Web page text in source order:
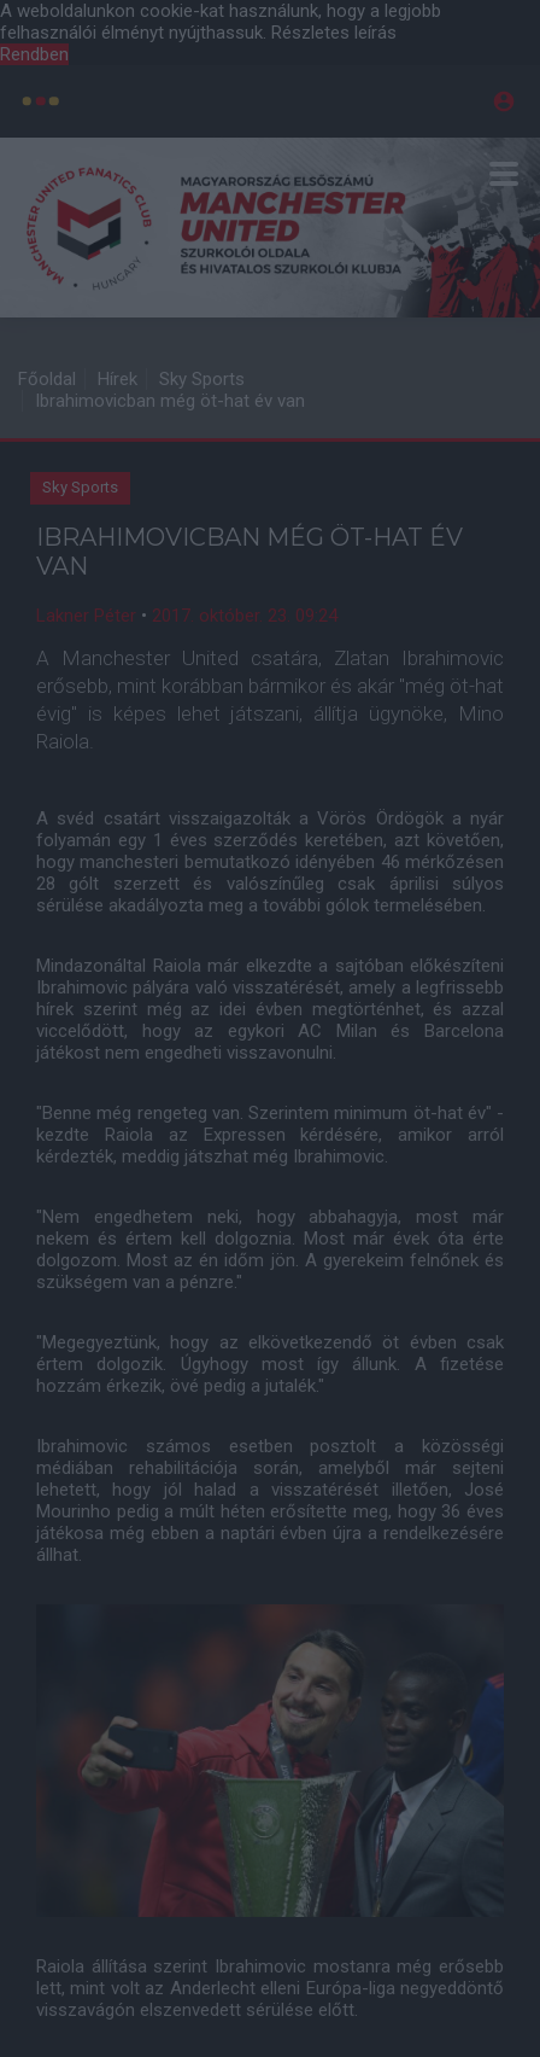
A weboldalunkon cookie-kat használunk, hogy a legjobb
felhasználói élményt nyújthassuk. Részletes leírás
Rendben
Főoldal Hírek
Sky Sports
Ibrahimovicban még öt-hat év van
Sky Sports
IBRAHIMOVICBAN MÉG ÖT-HAT ÉV
VAN
Lakner Péter • 2017. október. 23. 09:24
A Manchester United csatára, Zlatan Ibrahimovic
erősebb, mint korábban bármikor és akár "még öt-hat
évig" is képes lehet játszani, állítja ügynöke, Mino
Raiola.
A svéd csatárt visszaigazolták a Vörös Ördögök a nyár
folyamán egy 1 éves szerződés keretében, azt követően,
hogy manchesteri bemutatkozó idényében 46 mérkőzésen
28 gólt szerzett és valószínűleg csak áprilisi súlyos
sérülése akadályozta meg a további gólok termelésében.
Mindazonáltal Raiola már elkezdte a sajtóban előkészíteni
Ibrahimovic pályára való visszatérését, amely a legfrissebb
hírek szerint még az idei évben megtörténhet, és azzal
viccelődött, hogy az egykori AC Milan és Barcelona
játékost nem engedheti visszavonulni.
"Benne még rengeteg van. Szerintem minimum öt-hat év" -
kezdte Raiola az Expressen kérdésére, amikor arról
kérdezték, meddig játszhat még Ibrahimovic.
"Nem engedhetem neki, hogy abbahagyja, most már
nekem és értem kell dolgoznia. Most már évek óta érte
dolgozom. Most az én időm jön. A gyerekeim felnőnek és
szükségem van a pénzre."
"Megegyeztünk, hogy az elkövetkezendő öt évben csak
értem dolgozik. Úgyhogy most így állunk. A fizetése
hozzám érkezik, övé pedig a jutalék."
Ibrahimovic számos esetben posztolt a közösségi
médiában rehabilitációja során, amelyből már sejteni
lehetett, hogy jól halad a visszatérését illetően, José
Mourinho pedig a múlt héten erősítette meg, hogy 36 éves
játékosa még ebben a naptári évben újra a rendelkezésére
állhat.
Raiola állítása szerint Ibrahimovic mostanra még erősebb
lett, mint volt az Anderlecht elleni Európa-liga negyeddöntő
visszavágón elszenvedett sérülése előtt.